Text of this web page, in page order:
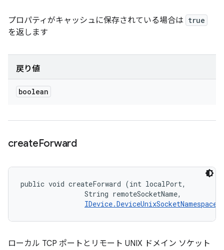
プロパティがキャッシュに保存されている場合は true
を返します
戻り値
boolean
createForward
public void createForward (int localPort,
                String remoteSocketName,
IDevice.DeviceUnixSocketNamespace
ローカル TCP ポートとリモート UNIX ドメイン ソケット